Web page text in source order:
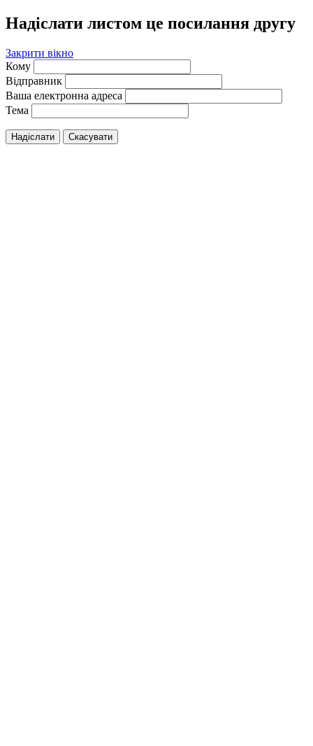
Надіслати листом це посилання другу
Закрити вікно
Кому
Відправник
Ваша електронна адреса
Тема
Надіслати Скасувати